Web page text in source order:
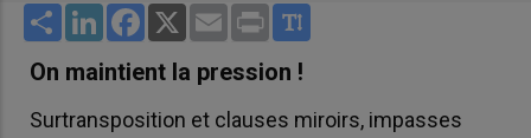
Share LinkedInFacebook
X Email Print
On maintient la pression !
Surtransposition et clauses miroirs, impasses